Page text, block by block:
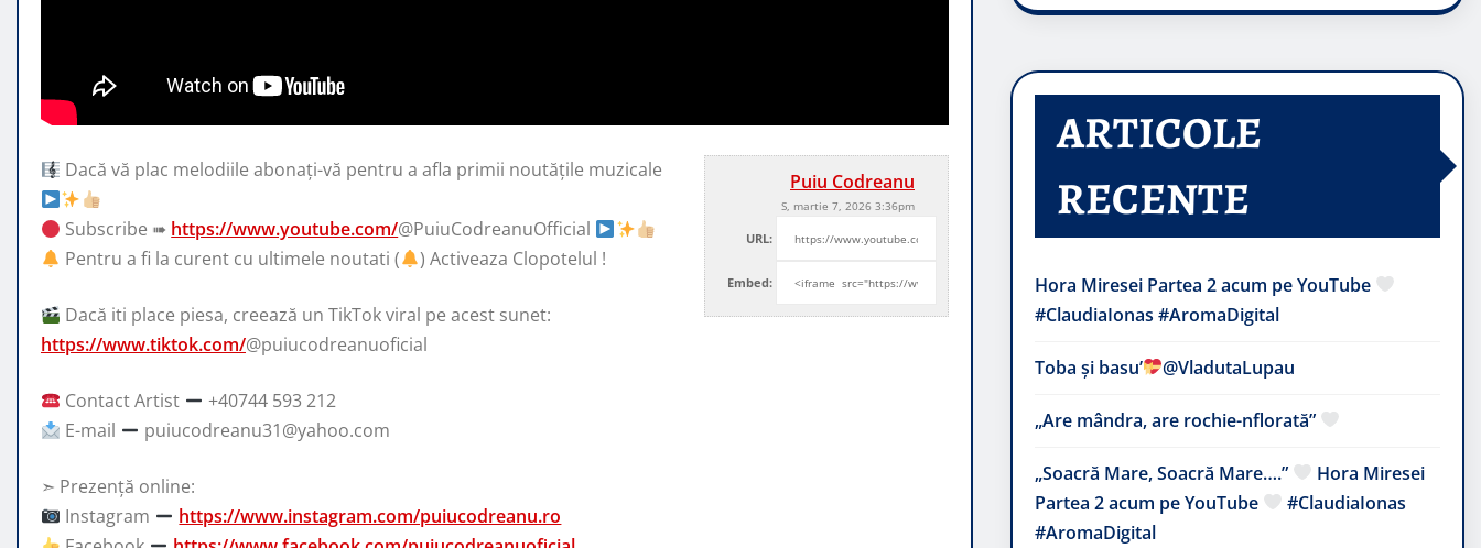
Puiu Codreanu
S, martie 7, 2026 3:36pm
URL:
Embed:
Dacă vă plac melodiile abonați-vă pentru a afla primii noutățile muzicale
Subscribe ➠ https://www.youtube.com/@PuiuCodreanuOfficial
Pentru a fi la curent cu ultimele noutati (
) Activeaza Clopotelul !
Dacă iti place piesa, creează un TikTok viral pe acest sunet:
https://www.tiktok.com/@puiucodreanuoficial
Contact Artist
+40744 593 212
E-mail
puiucodreanu31@yahoo.com
➣ Prezență online:
Instagram
https://www.instagram.com/puiucodreanu.ro
ARTICOLE
RECENTE
Hora Miresei Partea 2 acum pe YouTube
#ClaudiaIonas #AromaDigital
Toba și basu’ @VladutaLupau
„Are mândra, are rochie-nflorată”
„Soacră Mare, Soacră Mare….”
Hora Miresei
Partea 2 acum pe YouTube
#ClaudiaIonas
#AromaDigital